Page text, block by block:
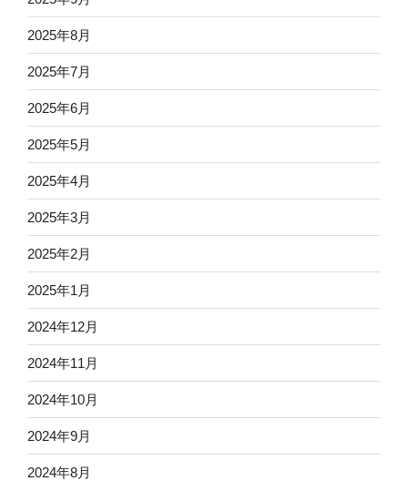
2025年8月
2025年7月
2025年6月
2025年5月
2025年4月
2025年3月
2025年2月
2025年1月
2024年12月
2024年11月
2024年10月
2024年9月
2024年8月